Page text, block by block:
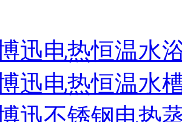
博迅电热恒温水
迅电热恒温水
博迅不锈钢电热